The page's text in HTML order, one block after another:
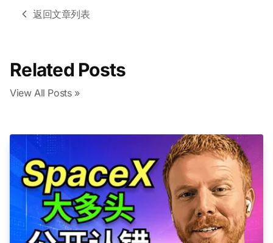
返回文章列表
Related Posts
View All Posts »